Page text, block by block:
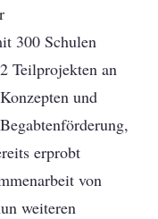
300 Schulen
Teilprojekten an
und
erprobt
von
weiteren